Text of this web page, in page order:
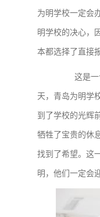
为明学校一定会
明学校的决心，
本都选择了直接
这是一个
天，青岛为明学
到了学校的光辉
牺牲了宝贵的休
找到了希望。这
明，他们一定会